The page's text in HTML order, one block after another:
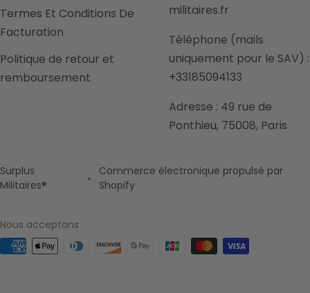
Termes Et Conditions De
Facturation
Politique de retour et
remboursement
militaires.fr
Téléphone (mails
uniquement pour le SAV) :
+33185094133
Adresse : 49 rue de
Ponthieu, 75008, Paris
Surplus
Militaires®
Commerce électronique propulsé par
Shopify
Nous acceptons